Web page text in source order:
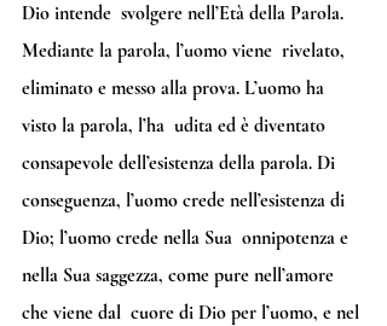
Dio intende  svolgere nell’Età della Parola.
Mediante la parola, l’uomo viene  rivelato,
eliminato e messo alla prova. L’uomo ha
visto la parola, l’ha  udita ed è diventato
consapevole dell’esistenza della parola. Di
conseguenza, l’uomo crede nell’esistenza di
Dio; l’uomo crede nella Sua  onnipotenza e
nella Sua saggezza, come pure nell’amore
che viene dal  cuore di Dio per l’uomo, e nel